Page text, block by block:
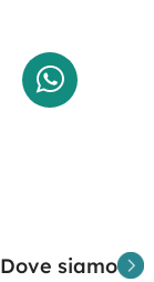
Dove siamo